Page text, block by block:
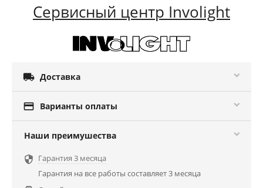
Сервисный центр Involight
 Доставка
 Варианты оплаты
Наши преимушества
 Гарантия 3 месяца
Гарантия на все работы составляет 3 месяца